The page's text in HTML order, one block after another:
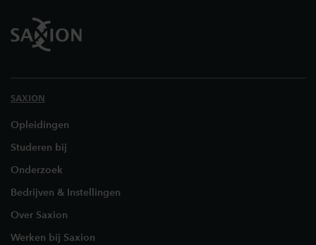
SAXION
Opleidingen
Studeren bij
Onderzoek
Bedrijven & Instellingen
Over Saxion
Werken bij Saxion